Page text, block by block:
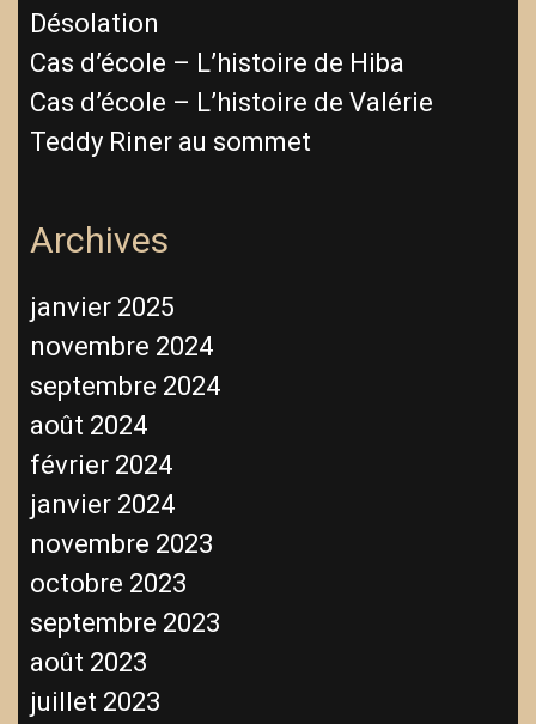
Désolation
Cas d’école – L’histoire de Hiba
Cas d’école – L’histoire de Valérie
Teddy Riner au sommet
Archives
janvier 2025
novembre 2024
septembre 2024
août 2024
février 2024
janvier 2024
novembre 2023
octobre 2023
septembre 2023
août 2023
juillet 2023